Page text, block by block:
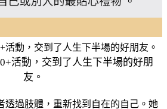
活動，交到了人生下半場的好朋
友。